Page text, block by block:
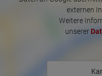
* Gepflegte und sichere
* Wir bieten Dir
* Dein eigener Eingang mit
externen
Weitere
unserer